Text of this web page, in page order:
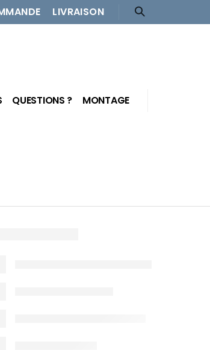
LIVRAISON
QUESTIONS ? MONTAGE